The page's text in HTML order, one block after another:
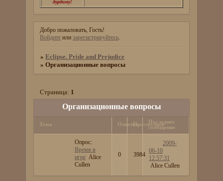
дурдому!
Добро пожаловать, Гость!
Войдите или зарегистрируйтесь.
»Eclipse. Pride and Prejudice
»Организационные вопросы
Организационные вопросы
Страница: 1
Тема ОтветовПросмотров
Последнее
сообщение
Опрос:
Время в
игре Alice
Cullen
0 3984
2009-
06-10
12:57:31
Alice Cullen